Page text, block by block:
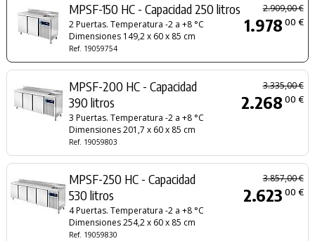
MPSF-150 HC - Capacidad 250 litros
2 Puertas. Temperatura -2 a +8 °C
Dimensiones 149,2 x 60 x 85 cm
Ref. 19059754
2.909,00 €
1.978 00 €
MPSF-200 HC - Capacidad
390 litros
3 Puertas. Temperatura -2 a +8 °C
Dimensiones 201,7 x 60 x 85 cm
Ref. 19059803
3.335,00 €
2.268 00 €
MPSF-250 HC - Capacidad
530 litros
4 Puertas. Temperatura -2 a +8 °C
Dimensiones 254,2 x 60 x 85 cm
Ref. 19059830
3.857,00 €
2.623 00 €